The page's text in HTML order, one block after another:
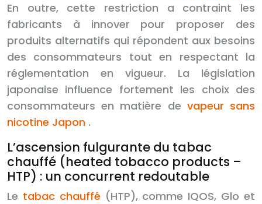
En outre, cette restriction a contraint les
fabricants à innover pour proposer des
produits alternatifs qui répondent aux besoins
des consommateurs tout en respectant la
réglementation en vigueur. La législation
japonaise influence fortement les choix des
consommateurs en matière de vapeur sans
nicotine Japon .
L’ascension fulgurante du tabac
chauffé (heated tobacco products –
HTP) : un concurrent redoutable
Le tabac chauffé (HTP), comme IQOS, Glo et